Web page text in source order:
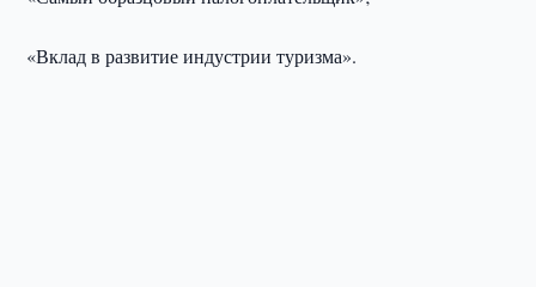
«Вклад в развитие индустрии туризма».